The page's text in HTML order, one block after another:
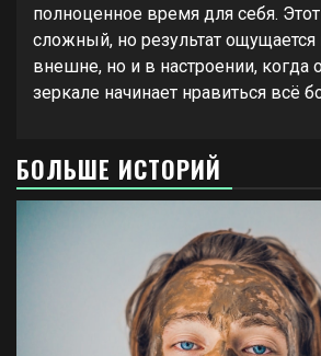
полноценное время для себя.
сложный, но результат ощущается
внешне, но и в настроении, когда
зеркале начинает нравиться всё
БОЛЬШЕ ИСТОРИЙ